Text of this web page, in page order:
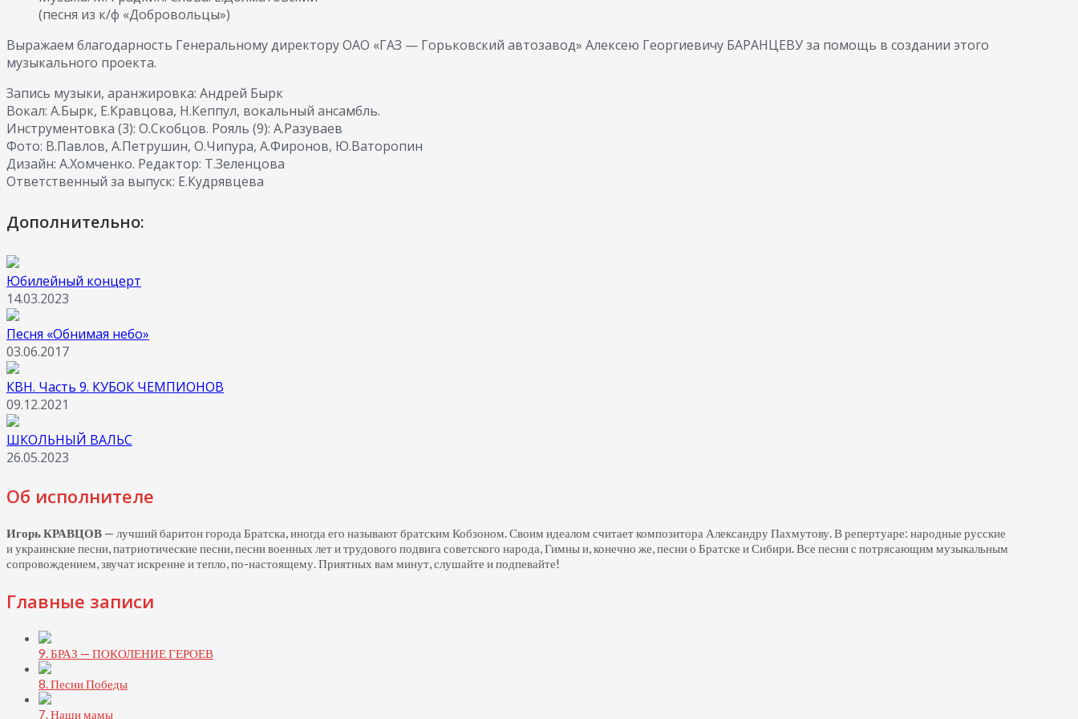
(песня из к/ф «Добровольцы»)
Выражаем благодарность Генеральному директору ОАО «ГАЗ — Горьковский автозавод» Алексею Георгиевичу БАРАНЦЕВУ за помощь в создании этого
музыкального проекта.
Запись музыки, аранжировка: Андрей Бырк
Вокал: А.Бырк, Е.Кравцова, Н.Кеппул, вокальный ансамбль.
Инструментовка (3): О.Скобцов. Рояль (9): А.Разуваев
Фото: В.Павлов, А.Петрушин, О.Чипура, А.Фиронов, Ю.Ваторопин
Дизайн: А.Хомченко. Редактор: Т.Зеленцова
Ответственный за выпуск: Е.Кудрявцева
Дополнительно:
Юбилейный концерт
14.03.2023
Песня «Обнимая небо»
03.06.2017
КВН. Часть 9. КУБОК ЧЕМПИОНОВ
09.12.2021
ШКОЛЬНЫЙ ВАЛЬС
26.05.2023
Об исполнителе
Игорь КРАВЦОВ — лучший баритон города Братска, иногда его называют братским Кобзоном. Своим идеалом считает композитора Александру Пахмутову. В репертуаре: народные русские
и украинские песни, патриотические песни, песни военных лет и трудового подвига советского народа, Гимны и, конечно же, песни о Братске и Сибири. Все песни с потрясающим музыкальным
сопровождением, звучат искренне и тепло,по-настоящему.Приятных вам минут, слушайте и подпевайте!
Главные записи
9. БРАЗ — ПОКОЛЕНИЕ ГЕРОЕВ
8. Песни Победы
7. Наши мамы